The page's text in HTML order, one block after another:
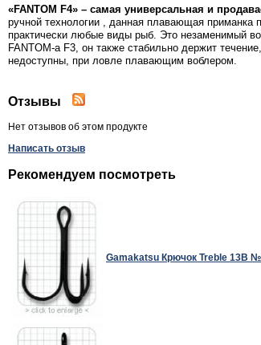
«FANTOM F4» – самая универсальная и
ручной технологии , данная плавающая приманка
практически любые виды рыб. Это незаменимый
FANTOM-а F3, он также стабильно держит
недоступны, при ловле плавающим воблером.
Отзывы
Нет отзывов об этом продукте
Написать отзыв
Рекомендуем посмотреть
Gamakatsu Крючок Treble 13B